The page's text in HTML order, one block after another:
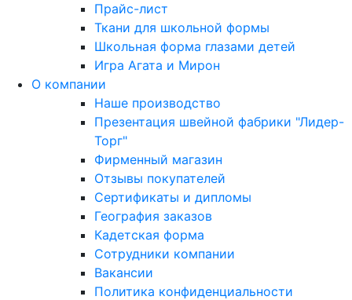
Прайс-лист
Ткани для школьной формы
Школьная форма глазами детей
Игра Агата и Мирон
О компании
Наше производство
Презентация швейной фабрики "Лидер-
Торг"
Фирменный магазин
Отзывы покупателей
Сертификаты и дипломы
География заказов
Кадетская форма
Сотрудники компании
Вакансии
Политика конфиденциальности